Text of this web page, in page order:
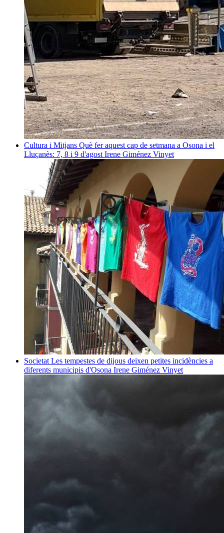
Cultura i Mitjans Què fer aquest cap de setmana a Osona i el
Lluçanès: 7, 8 i 9 d'agost Irene Giménez Vinyet
Societat Les tempestes de dijous deixen petites incidències a
diferents municipis d'Osona Irene Giménez Vinyet